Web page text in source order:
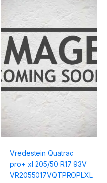
Vredestein Quatrac
pro+ xl 205/50 R17 93V
VR2055017VQTPROPLXL